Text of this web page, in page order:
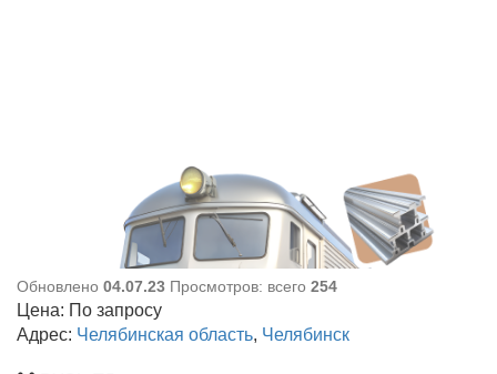
Обновлено 04.07.23 Просмотров: всего 254
Цена: По запросу
Адрес: Челябинская область, Челябинск